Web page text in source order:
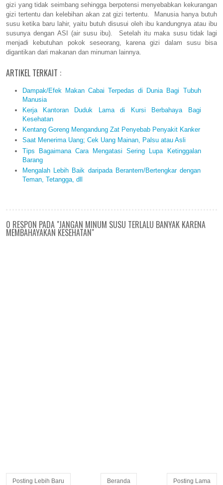
gizi yang tidak seimbang sehingga berpotensi menyebabkan kekurangan
gizi tertentu dan kelebihan akan zat gizi tertentu. Manusia hanya butuh
susu ketika baru lahir, yaitu butuh disusui oleh ibu kandungnya atau ibu
susunya dengan ASI (air susu ibu). Setelah itu maka susu tidak lagi
menjadi kebutuhan pokok seseorang, karena gizi dalam susu bisa
digantikan dari makanan dan minuman lainnya.
ARTIKEL TERKAIT :
Dampak/Efek Makan Cabai Terpedas di Dunia Bagi Tubuh
Manusia
Kerja Kantoran Duduk Lama di Kursi Berbahaya Bagi
Kesehatan
Kentang Goreng Mengandung Zat Penyebab Penyakit Kanker
Saat Menerima Uang; Cek Uang Mainan, Palsu atau Asli
Tips Bagaimana Cara Mengatasi Sering Lupa Ketinggalan
Barang
Mengalah Lebih Baik daripada Berantem/Bertengkar dengan
Teman, Tetangga, dll
0 RESPON PADA "JANGAN MINUM SUSU TERLALU BANYAK KARENA
MEMBAHAYAKAN KESEHATAN"
Posting Lebih Baru Posting Lama
Beranda